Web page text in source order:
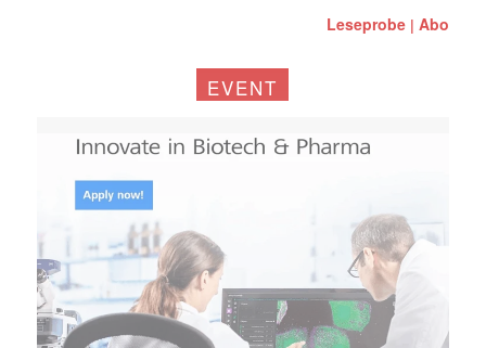
Leseprobe |Abo
EVENT